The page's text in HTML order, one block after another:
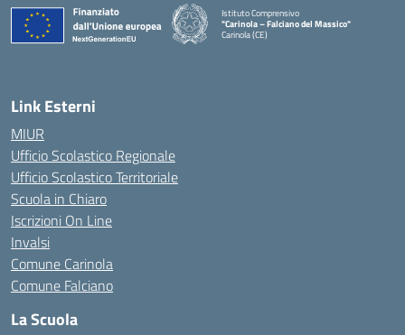
Istituto Comprensivo
"Carinola – Falciano del Massico"
Carinola (CE)
Link Esterni
MIUR
Ufficio Scolastico Regionale
Ufficio Scolastico Territoriale
Scuola in Chiaro
Iscrizioni On Line
Invalsi
Comune Carinola
Comune Falciano
La Scuola